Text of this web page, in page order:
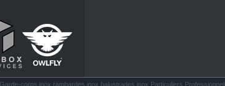
corps inox rambardes inox balustrades inox Particuliers